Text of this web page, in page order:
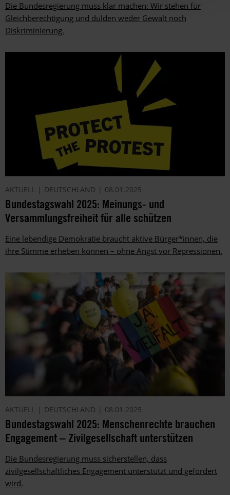
Die Bundesregierung muss klar machen: Wir stehen für
Gleichberechtigung und dulden weder Gewalt noch
Diskriminierung.
AKTUELL DEUTSCHLAND 08.01.2025
Bundestagswahl 2025: Meinungs- und
Versammlungsfreiheit für alle schützen
Eine lebendige Demokratie braucht aktive Bürger*innen, die
ihre Stimme erheben können – ohne Angst vor Repressionen.
AKTUELL DEUTSCHLAND 08.01.2025
Bundestagswahl 2025: Menschenrechte brauchen
Engagement – Zivilgesellschaft unterstützen
Die Bundesregierung muss sicherstellen, dass
zivilgesellschaftliches Engagement unterstützt und gefördert
wird.